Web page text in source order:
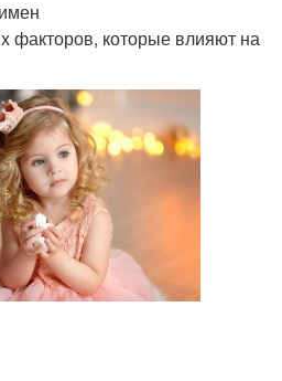
факторов, которые влияют на